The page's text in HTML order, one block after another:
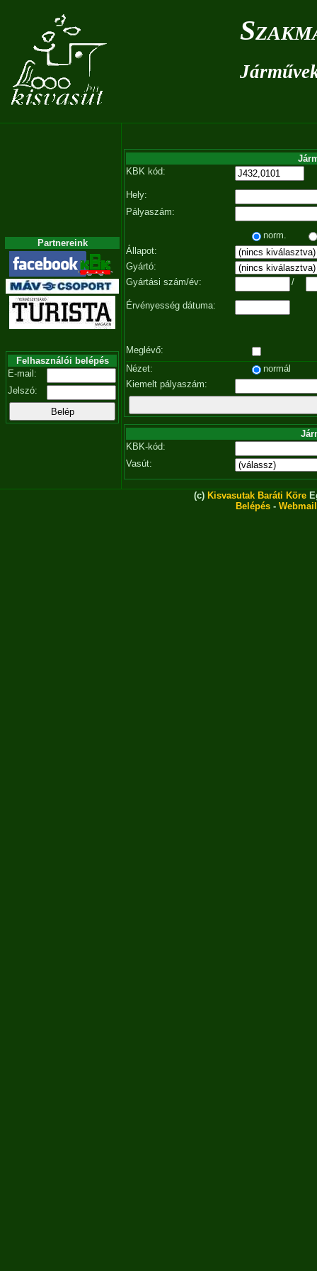
Partnereink
Felhasználói belépés
E-mail:
Jelszó:
KBK kód:
Hely:
Pályaszám:
norm.
Állapot:
Gyártó:
Gyártási szám/év:
/
Érvényesség dátuma:
Meglévő:
Nézet:
normál
Kiemelt pályaszám:
KBK-kód:
Vasút:
(c) Kisvasutak Baráti Köre
Belépés - Webmail